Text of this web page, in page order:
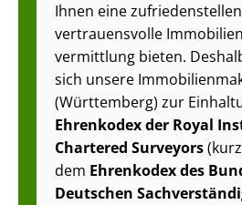
Ihnen eine
vertrauensvolle
vermittlung bieten.
sich unsere
(Württemberg) zur
Ehrenkodex der Royal
Chartered Surveyors
dem Ehrenkodex des
Deutschen